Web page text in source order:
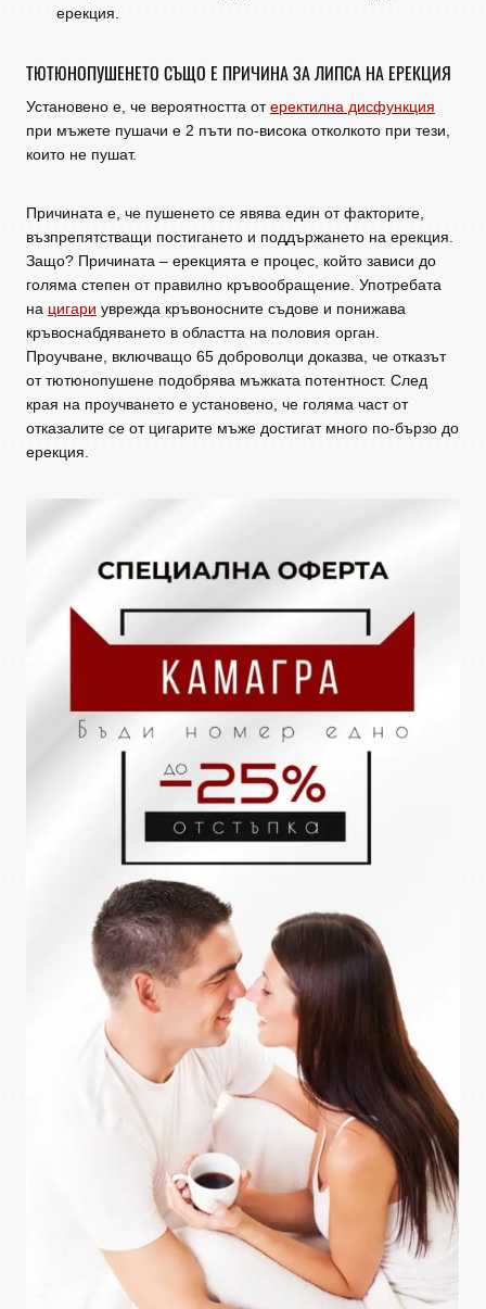
ерекция.
ТЮТЮНОПУШЕНЕТО СЪЩО Е ПРИЧИНА ЗА ЛИПСА НА ЕРЕКЦИЯ
Установено е, че вероятността отеректилна дисфункция
при мъжете пушачи е 2 пъти по-висока отколкото при тези,
които не пушат.
Причината е, че пушенето се явява един от факторите,
възпрепятстващи постигането и поддържането на ерекция.
Защо? Причината – ерекцията е процес, който зависи до
голяма степен от правилно кръвообращение. Употребата
на цигари уврежда кръвоносните съдове и понижава
кръвоснабдяването в областта на половия орган.
Проучване, включващо 65 доброволци доказва, че отказът
от тютюнопушене подобрява мъжката потентност. След
края на проучването е установено, че голяма част от
отказалите се от цигарите мъже достигат много по-бързо до
ерекция.